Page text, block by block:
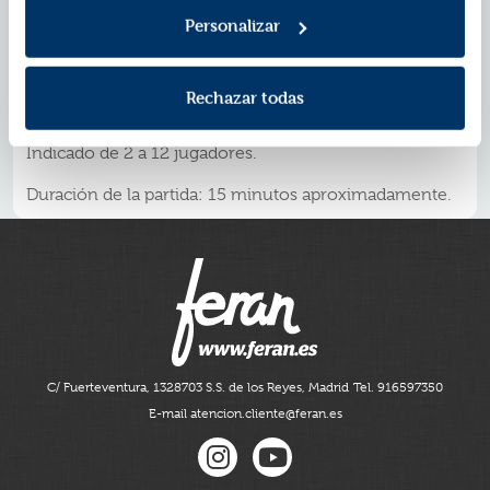
Personalizar
Rechazar todas
desarrollarán la resolución de problemas y la
modalidad de juego por equipos, además, entrenarán
sus habilidades sociales.
Indicado de 2 a 12 jugadores.
Duración de la partida: 15 minutos aproximadamente.
C/ Fuerteventura, 1328703 S.S. de los Reyes, Madrid Tel. 916597350
E-mail atencion.cliente@feran.es